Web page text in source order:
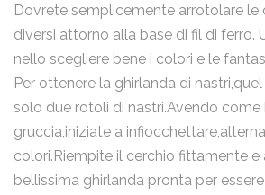
Dovrete semplicemente arrotolare le
diversi attorno alla base di fil di ferro.
nello scegliere bene i colori e le
Per ottenere la ghirlanda di
solo due rotoli di nastri.Avendo come
gruccia,iniziate a
colori.Riempite il cerchio fittamente e
bellissima ghirlanda pronta per